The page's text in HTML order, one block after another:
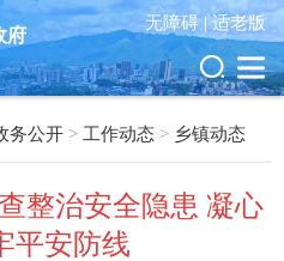
府
无障碍 |适老版
务公开 > 工作动态 > 乡镇动态
整治安全隐患 凝心
平安防线